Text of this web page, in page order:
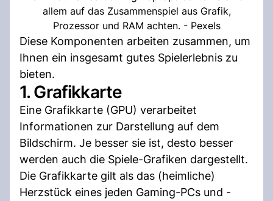
allem auf das Zusammenspiel aus Grafik,
Prozessor und RAM achten. - Pexels
Diese Komponenten arbeiten zusammen, um
Ihnen ein insgesamt gutes Spielerlebnis zu
bieten.
1. Grafikkarte
Eine Grafikkarte (GPU) verarbeitet
Informationen zur Darstellung auf dem
Bildschirm. Je besser sie ist, desto besser
werden auch die Spiele-Grafiken dargestellt.
Die Grafikkarte gilt als das (heimliche)
Herzstück eines jeden Gaming-PCs und -